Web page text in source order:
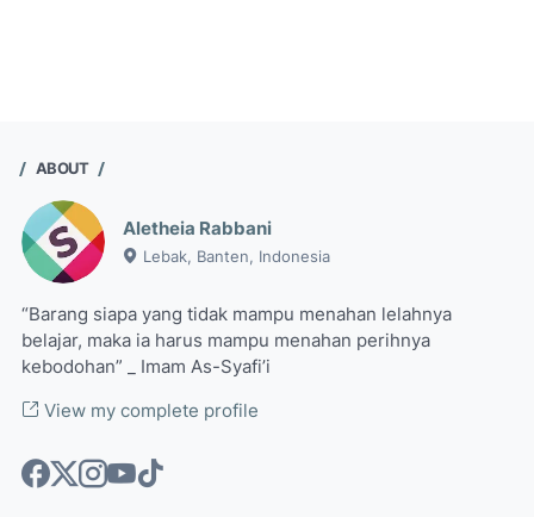
ABOUT
Aletheia Rabbani
Lebak, Banten, Indonesia
“Barang siapa yang tidak mampu menahan lelahnya
belajar, maka ia harus mampu menahan perihnya
kebodohan” _ Imam As-Syafi’i
View my complete profile